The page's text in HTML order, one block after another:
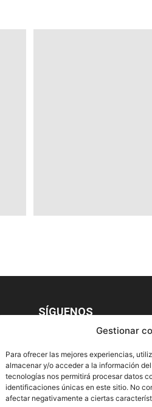
Gestionar
Para ofrecer las mejores experiencias,
almacenar y/o acceder a la información
tecnologías nos permitirá procesar datos
identificaciones únicas en este sitio. No
afectar negativamente a ciertas
SÍGUENOS